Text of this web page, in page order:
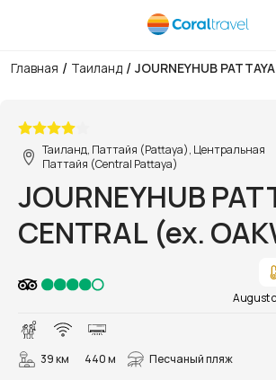
Главная / Таиланд / JOURNEYHUB
Таиланд, Паттайя (Pattaya), Центральная
Паттайя (Central Pattaya)
JOURNEYHUB
CENTRAL (ex.
HOTEL
PATTAYA)
August
39 км 440 м Песчаный пляж